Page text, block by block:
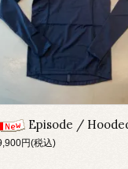
Episode / Hooded Rash Guard / フード付きラッシュ
円(税込)